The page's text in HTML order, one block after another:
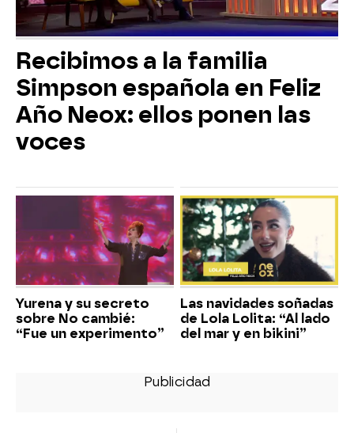
Recibimos a la familia
Simpson española en Feliz
Año Neox: ellos ponen las
voces
Yurena y su secreto
sobre No cambié:
“Fue un experimento”
Las navidades soñadas
de Lola Lolita: “Al lado
del mar y en bikini”